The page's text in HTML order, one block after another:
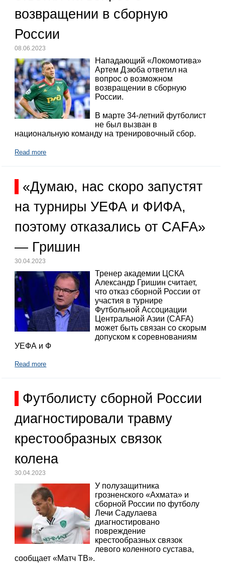
возвращении в сборную
России
08.06.2023
Нападающий «Локомотива»
Артем Дзюба ответил на
вопрос о возможном
возвращении в сборную
России.
В марте 34-летний футболист
не был вызван в
национальную команду на тренировочный сбор.
Read more
«Думаю, нас скоро запустят
на турниры УЕФА и ФИФА,
поэтому отказались от CAFA»
— Гришин
30.04.2023
Тренер академии ЦСКА
Александр Гришин считает,
что отказ сборной России от
участия в турнире
Футбольной Ассоциации
Центральной Азии (CAFA)
может быть связан со скорым
допуском к соревнованиям
УЕФА и Ф
Read more
Футболисту сборной России
диагностировали травму
крестообразных связок
колена
30.04.2023
У полузащитника
грозненского «Ахмата» и
сборной России по футболу
Лечи Садулаева
диагностировано
повреждение
крестообразных связок
левого коленного сустава,
сообщает «Матч ТВ».